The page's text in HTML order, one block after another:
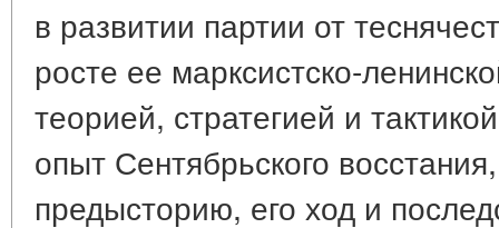
в развитии партии от
росте ее марксистско-
теорией, стратегией и
опыт Сентябрьского
предысторию, его ход и